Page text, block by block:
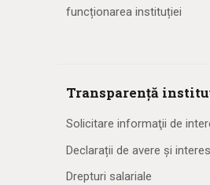
funcționarea instituției
Transparență
Solicitare informaţii de
Declarații de avere și
Drepturi salariale